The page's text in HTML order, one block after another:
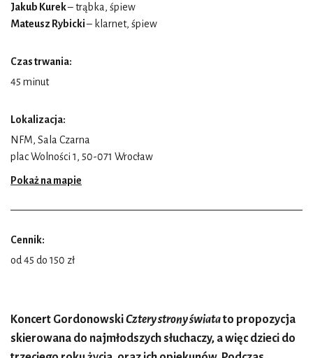
Jakub Kurek– trąbka, śpiew
Mateusz Rybicki– klarnet, śpiew
Czas trwania:
45 minut
Lokalizacja:
NFM, Sala Czarna
plac Wolności 1, 50-071 Wrocław
Pokaż na mapie
Cennik:
od 45 do 150 zł
Koncert GordonowskiCztery strony światato propozycja
skierowana do najmłodszych słuchaczy, a więc dzieci do